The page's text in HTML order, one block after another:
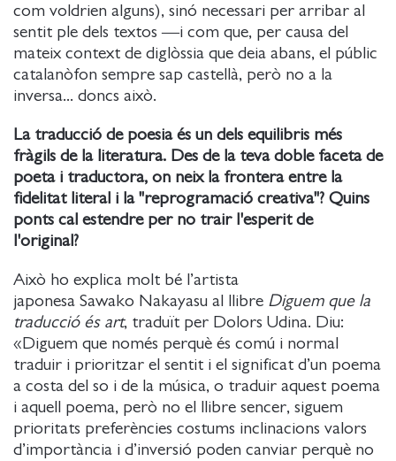
com voldrien alguns), sinó necessari per arribar al
sentit ple dels textos ―i com que, per causa del
mateix context de diglòssia que deia abans, el públic
catalanòfon sempre sap castellà, però no a la
inversa... doncs això.
La traducció de poesia és un dels equilibris més
fràgils de la literatura. Des de la teva doble faceta de
poeta i traductora, on neix la frontera entre la
fidelitat literal i la "reprogramació creativa"? Quins
ponts cal estendre per no trair l'esperit de
l'original?
Això ho explica molt bé l’artista
japonesa Sawako Nakayasu al llibre Diguem que la
traducció és art, traduït per Dolors Udina. Diu:
«Diguem que només perquè és comú i normal
traduir i prioritzar el sentit i el significat d’un poema
a costa del so i de la música, o traduir aquest poema
i aquell poema, però no el llibre sencer, siguem
prioritats preferències costums inclinacions valors
d’importància i d’inversió poden canviar perquè no